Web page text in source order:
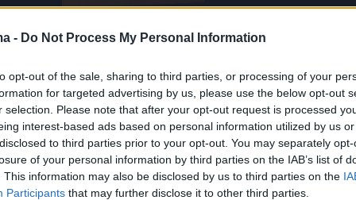
- Do Not Process My Personal Information
opt-out of the sale, sharing to third parties, or processing of your
for targeted advertising by us, please use the below opt-out
selection. Please note that after your opt-out request is processed
interest-based ads based on personal information utilized by us
to third parties prior to your opt-out. You may separately
of your personal information by third parties on the IAB’s list of
This information may also be disclosed by us to third parties on the
Participants that may further disclose it to other third parties.